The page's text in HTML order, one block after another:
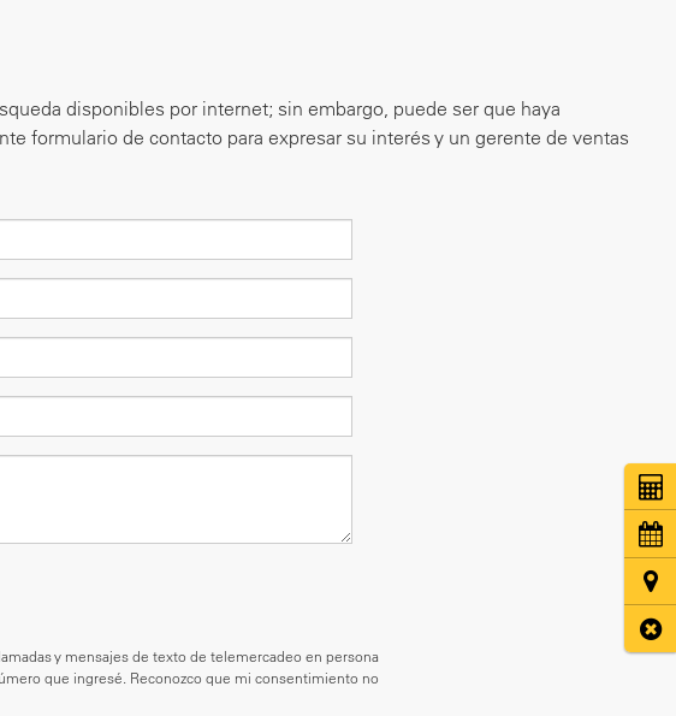
disponibles por internet; sin embargo, puede ser que haya
formulario de contacto para expresar su interés y un gerente de ventas
y mensajes de texto de telemercadeo en persona
que ingresé. Reconozco que mi consentimiento no